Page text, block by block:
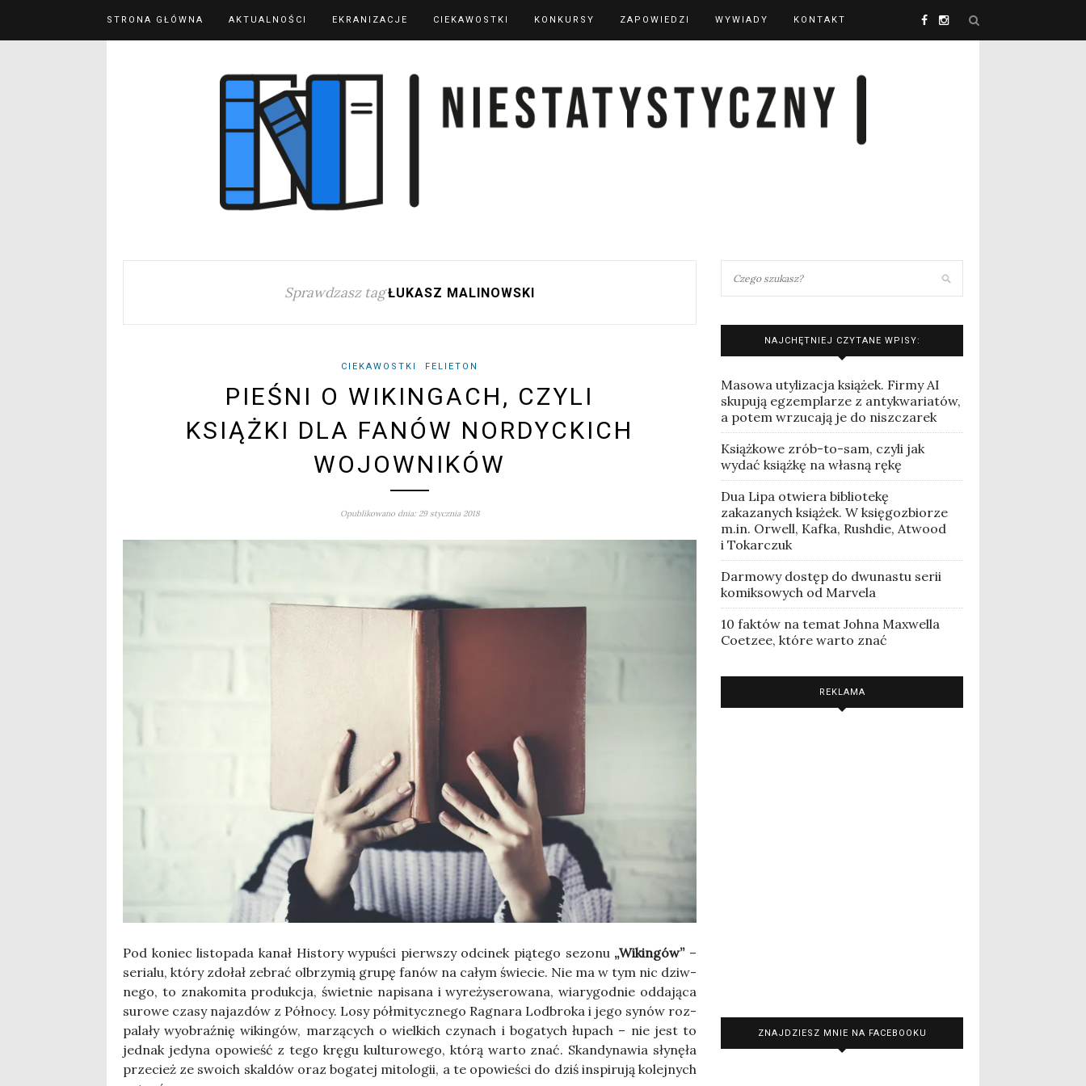
STRONA GŁÓWNA AKTUALNOŚCI EKRANIZACJE CIEKAWOSTKI KONKURSY ZAPOWIEDZI WYWIADY KONTAKT
Sprawdzasz tag ŁUKASZ MALINOWSKI
CIEKAWOSTKI FELIETON
PIEŚNI O WIKINGACH, CZYLI
KSIĄŻKI DLA FANÓW NORDYCKICH
WOJOWNIKÓW
Opublikowano dnia: 29 stycznia 2018
Pod koniec listo­pa­da kanał Histo­ry wypu­ści pierw­szy odci­nek pią­te­go sezo­nu „Wikin­gów”–
seria­lu, któ­ry zdo­łał zebrać olbrzy­mią gru­pę fanów na całym świe­cie. Nie ma w tym nic dziw­
ne­go, to zna­ko­mi­ta pro­duk­cja, świet­nie napi­sa­na i wyre­ży­se­ro­wa­na, wia­ry­god­nie odda­ją­ca
suro­we cza­sy najaz­dów z Pół­no­cy. Losy pół­mi­tycz­ne­go Ragna­ra Lod­bro­ka i jego synów roz­
pa­la­ły wyobraź­nię wikin­gów, marzą­cych o wiel­kich czy­nach i boga­tych łupach – nie jest to
jed­nak jedy­na opo­wieść z tego krę­gu kul­tu­ro­we­go, któ­rą war­to znać. Skan­dy­na­wia sły­nę­ła
prze­cież ze swo­ich skal­dów oraz boga­tej mito­lo­gii, a te opo­wie­ści do dziś inspi­ru­ją kolej­nych
NAJCHĘTNIEJ CZYTANE WPISY:
Masowa utylizacja książek. Firmy AI
skupują egzemplarze z antykwariatów,
a potem wrzucają je do niszczarek
Książkowe zrób-to-sam, czyli jak
wydać książkę na własną rękę
Dua Lipa otwiera bibliotekę
zakazanych książek. W księgozbiorze
m.in. Orwell, Kafka, Rushdie, Atwood
i Tokarczuk
Darmowy dostęp do dwunastu serii
komiksowych od Marvela
10 faktów na temat Johna Maxwella
Coetzee, które warto znać
REKLAMA
ZNAJDZIESZ MNIE NA FACEBOOKU